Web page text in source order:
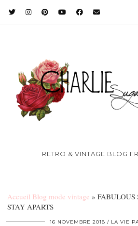
RETRO & VINTAGE BLOG
Accueil Blog mode vintage »
STAY APARTS
16 NOVEMBRE 2018 LA VIE